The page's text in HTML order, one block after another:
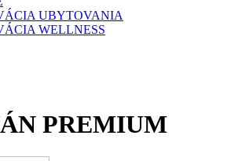
UBYTOVANIA
WELLNESS
PREMIUM